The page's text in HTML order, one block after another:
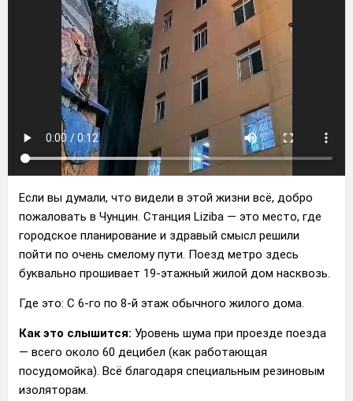
Если вы думали, что видели в этой жизни всё, добро
пожаловать в Чунцин. Станция Liziba — это место, где
городское планирование и здравый смысл решили
пойти по очень смелому пути. Поезд метро здесь
буквально прошивает 19-этажный жилой дом насквозь.
​Где это: С 6-го по 8-й этаж обычного жилого дома.
​Как это слышится: Уровень шума при проезде поезда
— всего около 60 децибел (как работающая
посудомойка). Всё благодаря специальным резиновым
изоляторам.